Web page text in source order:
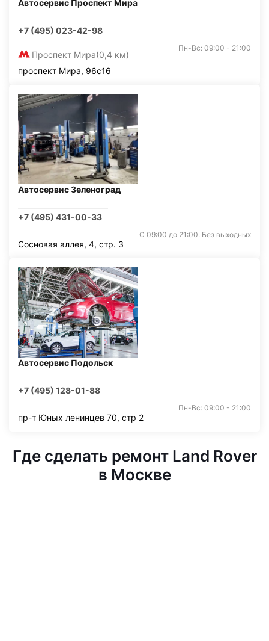
Автосервис Проспект Мира
+7 (495) 023-42-98
Проспект Мира(0,4 км)
Пн-Вс: 09:00 - 21:00
проспект Мира, 96с16
Автосервис Зеленоград
+7 (495) 431-00-33
С 09:00 до 21:00. Без выходных
Сосновая аллея, 4, стр. 3
Автосервис Подольск
+7 (495) 128-01-88
Пн-Вс: 09:00 - 21:00
пр-т Юных ленинцев 70, стр 2
Где сделать ремонт Land Rover
в Москве